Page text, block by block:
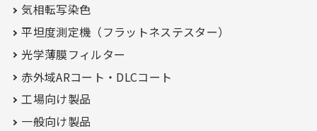
気相転写染色
平坦度測定機（フラットネステスター）
光学薄膜フィルター
赤外域ARコート・ DLCコート
工場向け製品
一般向け製品